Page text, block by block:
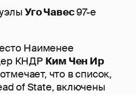
Уго Чавес97-е
Наименее
КНДР Ким Чен Ир
что в список,
of State, включены